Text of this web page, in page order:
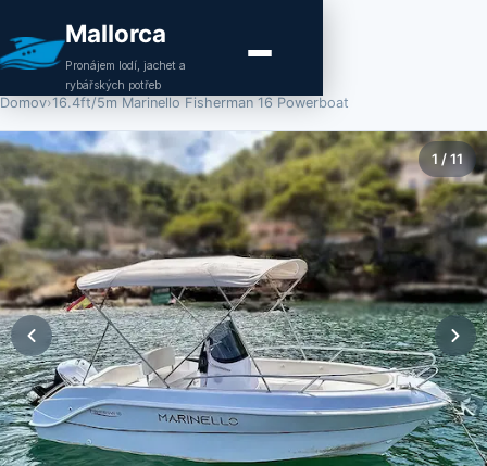
Mallorca
Pronájem lodí, jachet a
rybářských potřeb
Domov›16.4ft/5m Marinello Fisherman 16 Powerboat
1 /11